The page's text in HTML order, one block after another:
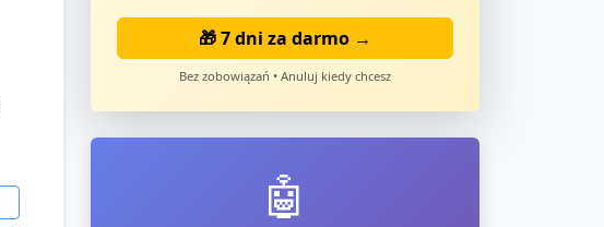
🎁 7 dni za darmo →
Bez zobowiązań • Anuluj kiedy chcesz
🤖